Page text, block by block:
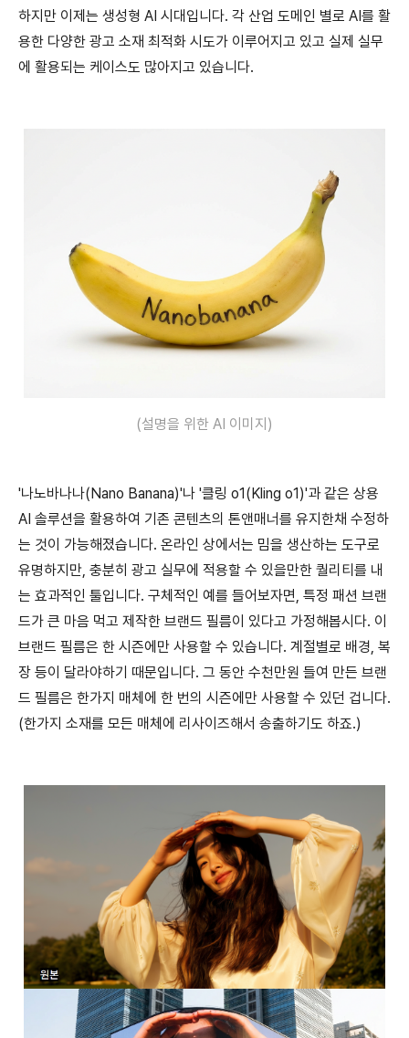
하지만 이제는 생성형 AI 시대입니다. 각 산업 도메인 별로 AI를 활
용한 다양한 광고 소재 최적화 시도가 이루어지고 있고 실제 실무
에 활용되는 케이스도 많아지고 있습니다.
(설명을 위한 AI 이미지)
'나노바나나(Nano Banana)'나 '클링 o1(Kling o1)'과 같은 상용
AI 솔루션을 활용하여 기존 콘텐츠의 톤앤매너를 유지한채 수정하
는 것이 가능해졌습니다. 온라인 상에서는 밈을 생산하는 도구로
유명하지만, 충분히 광고 실무에 적용할 수 있을만한 퀄리티를 내
는 효과적인 툴입니다. 구체적인 예를 들어보자면, 특정 패션 브랜
드가 큰 마음 먹고 제작한 브랜드 필름이 있다고 가정해봅시다. 이
브랜드 필름은 한 시즌에만 사용할 수 있습니다. 계절별로 배경, 복
장 등이 달라야하기 때문입니다. 그 동안 수천만원 들여 만든 브랜
드 필름은 한가지 매체에 한 번의 시즌에만 사용할 수 있던 겁니다.
(한가지 소재를 모든 매체에 리사이즈해서 송출하기도 하죠.)